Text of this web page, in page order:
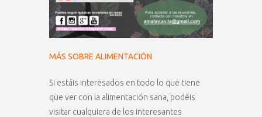
MÁS SOBRE ALIMENTACIÓN
Si estáis interesados en todo lo que tiene
que ver con la alimentación sana, podéis
visitar cualquiera de los interesantes